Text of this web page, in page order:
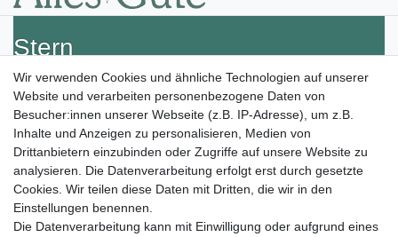
Stern
Filter
Wir verwenden Cookies und ähnliche Technologien auf unserer
Website und verarbeiten personenbezogene Daten von
Besucher:innen unserer Webseite (z.B. IP-Adresse), um z.B.
Inhalte und Anzeigen zu personalisieren, Medien von
Drittanbietern einzubinden oder Zugriffe auf unsere Website zu
analysieren. Die Datenverarbeitung erfolgt erst durch gesetzte
Cookies. Wir teilen diese Daten mit Dritten, die wir in den
Einstellungen benennen.
Die Datenverarbeitung kann mit Einwilligung oder aufgrund eines